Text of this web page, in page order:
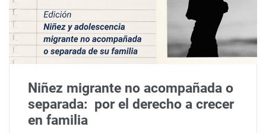
Niñez migrante no acompañada o
separada: por el derecho a crecer
en familia